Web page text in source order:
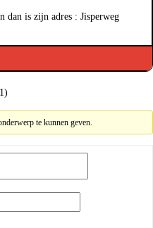
dan is zijn adres : Jisperweg
te kunnen geven.